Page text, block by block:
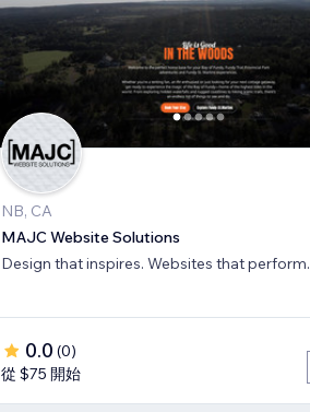
NB, CA
MAJC Website Solutions
Design that inspires. Websites that perform.
0.0 (0)
從 $75 開始